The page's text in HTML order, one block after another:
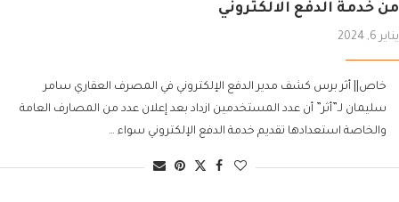
من خدمة الدفع الالكتروني
يناير 6, 2024
خاص|| أثر برس كشف مدير الدفع الإلكتروني في المصرف العقاري سامر
سليمان لـ”أثر” أن عدد المستخدمين ازداد بعد إعلان عدد من المصارف العامة
والخاصة استعدادها تقديم خدمة الدفع الإلكتروني سواء …